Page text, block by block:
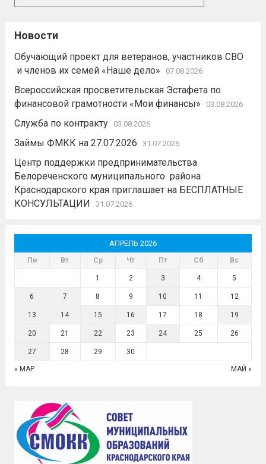
Новости
Обучающий проект для ветеранов, участников СВО
и членов их семей «Наше дело»
07.08.2026
Всероссийская просветительская Эстафета по
финансовой грамотности «Мои финансы»
03.08.2026
Служба по контракту 03.08.2026
Займы ФМКК на 27.07.2026 31.07.2026
Центр поддержки предпринимательства
Белореченского муниципального района
Краснодарского края приглашает на БЕСПЛАТНЫЕ
КОНСУЛЬТАЦИИ
31.07.2026
АПРЕЛЬ 2026
Пн Вт Ср Чт Пт Сб Вс
1 2 3 4 5
6 7 8 9 10 11 12
13 14 15 16 17 18 19
20 21 22 23 24 25 26
27 28 29 30
« МАР МАЙ »